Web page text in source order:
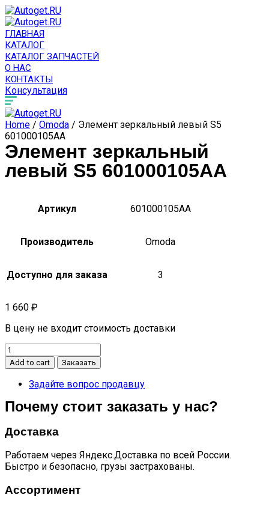
ГЛАВНАЯ
КАТАЛОГ
КАТАЛОГ ЗАПЧАСТЕЙ
О НАС
КОНТАКТЫ
Консультация
Home / Omoda / Элемент зеркальный левый S5
601000105AA
Элемент зеркальный
левый S5 601000105AA
Артикул 601000105AA
Производитель Omoda
Доступно для заказа 3
1 660 ₽
В цену не входит стоимость доставки
Элемент
зеркальный
левый
quantity
Add to cart Заказать
Задайте вопрос продавцу
Почему стоит заказать у нас?
Доставка
Работаем через Яндекс.Доставка по всей России.
Быстро и безопасно, грузы застрахованы.
Ассортимент